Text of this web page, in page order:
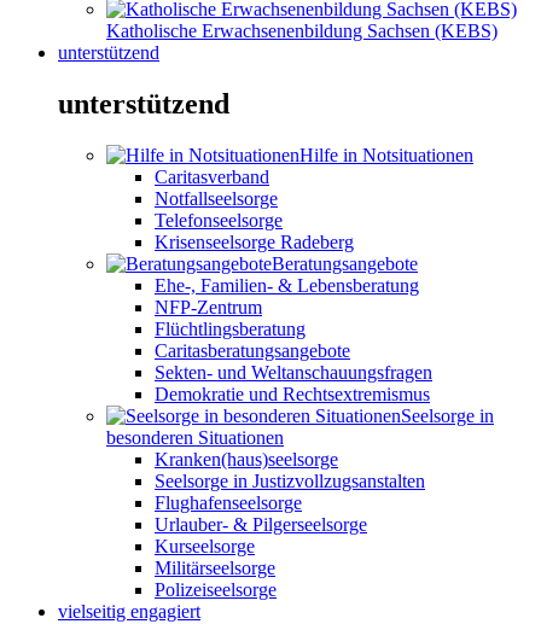
Katholische Erwachsenenbildung Sachsen (KEBS)
unterstützend
unterstützend
Hilfe in Notsituationen
Caritasverband
Notfallseelsorge
Telefonseelsorge
Krisenseelsorge Radeberg
Beratungsangebote
Ehe-, Familien- & Lebensberatung
NFP-Zentrum
Flüchtlingsberatung
Caritasberatungsangebote
Sekten- und Weltanschauungsfragen
Demokratie und Rechtsextremismus
Seelsorge in
besonderen Situationen
Kranken(haus)seelsorge
Seelsorge in Justizvollzugsanstalten
Flughafenseelsorge
Urlauber- & Pilgerseelsorge
Kurseelsorge
Militärseelsorge
Polizeiseelsorge
vielseitig engagiert